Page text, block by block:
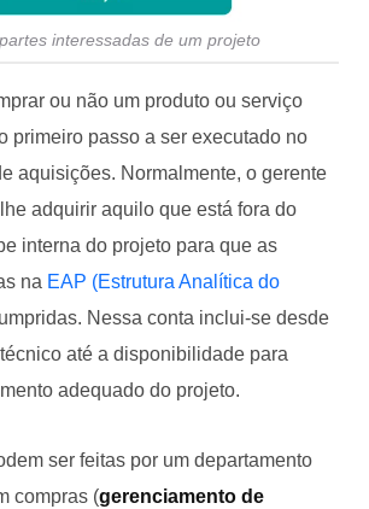
interessadas de um projeto
ou não um produto ou serviço
primeiro passo a ser executado no
aquisições. Normalmente, o gerente
adquirir aquilo que está fora do
interna do projeto para que as
na EAP (Estrutura Analítica do
Nessa conta inclui-se desde
até a disponibilidade para
adequado do projeto.
ser feitas por um departamento
compras (gerenciamento de